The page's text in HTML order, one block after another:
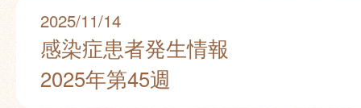
2025/11/14
感染症患者発生情報
2025年第45週